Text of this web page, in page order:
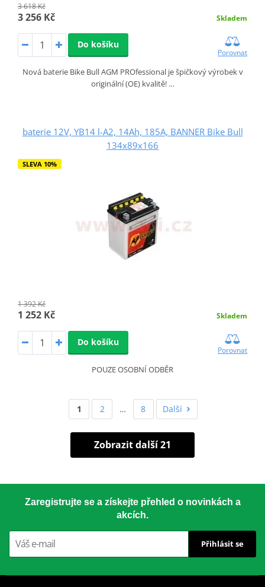
3 618 Kč
3 256 Kč Skladem
Do košíku
Porovnat
Nová baterie Bike Bull AGM PROfessional je špičkový výrobek v
originální (OE) kvalitě! …
baterie 12V, YB14 l-A2, 14Ah, 185A, BANNER Bike Bull
134x89x166
SLEVA 10%
1 392 Kč
1 252 Kč Skladem
Do košíku
Porovnat
POUZE OSOBNÍ ODBĚR
1 2 … 8 Další
Zobrazit další 21
Zaregistrujte se a získejte přehled o novinkách a
akcích.
Přihlásit se